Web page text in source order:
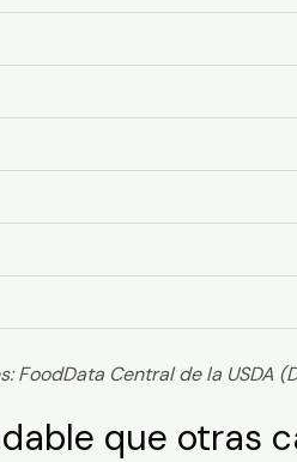
FoodData Central de la USDA
que otras